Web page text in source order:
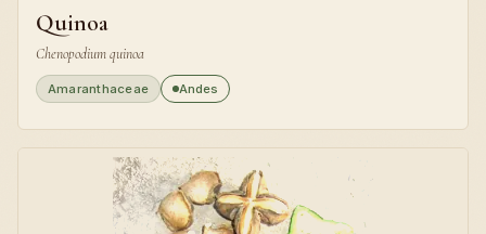
Quinoa
Chenopodium quinoa
Amaranthaceae Andes